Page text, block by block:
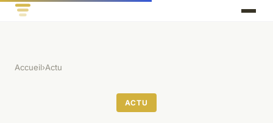
Accueil›Actu
ACTU